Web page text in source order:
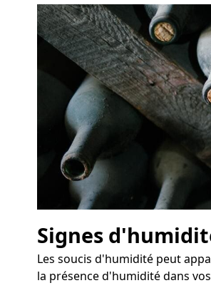
Signes
Les soucis d'humidité peut
la présence d'humidité dans